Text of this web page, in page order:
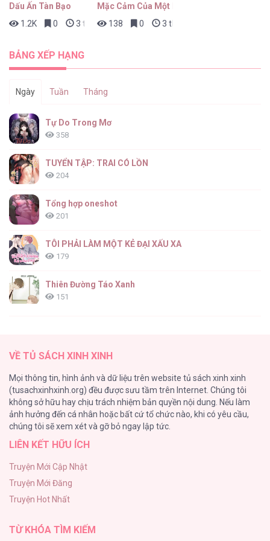
Dấu Ấn Tàn Bạo
1.2K
0 3 tháng trước
Mặc Cảm Của Một Idol Thất Bại
138
0 3 tháng trước
BẢNG XẾP HẠNG
Ngày Tuần Tháng
Tự Do Trong Mơ
358
TUYỂN TẬP: TRAI CÓ LỒN
204
Tổng hợp oneshot
201
TÔI PHẢI LÀM MỘT KẺ ĐẠI XẤU XA
179
Thiên Đường Táo Xanh
151
140
Phạm Luật
123
Làm vị cứu tinh thật dễ dàng
|END| Định Tên Mối Quan Hệ
109
VỀ TỦ SÁCH XINH XINH
Mọi thông tin, hình ảnh và dữ liệu trên website tủ sách xinh xinh
(tusachxinhxinh.org) đều được sưu tầm trên Internet. Chúng tôi
không sở hữu hay chịu trách nhiệm bản quyền nội dung. Nếu làm
ảnh hưởng đến cá nhân hoặc bất cứ tổ chức nào, khi có yêu cầu,
chúng tôi sẽ xem xét và gỡ bỏ ngay lập tức.
LIÊN KẾT HỮU ÍCH
Truyện Mới Cập Nhật
Truyện Mới Đăng
Truyện Hot Nhất
TỪ KHÓA TÌM KIẾM